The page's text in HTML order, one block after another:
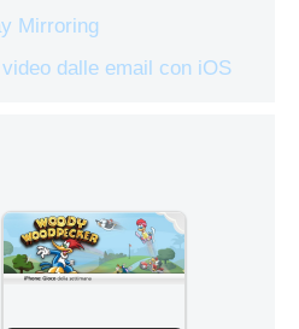
Mirroring
dalle email con iOS